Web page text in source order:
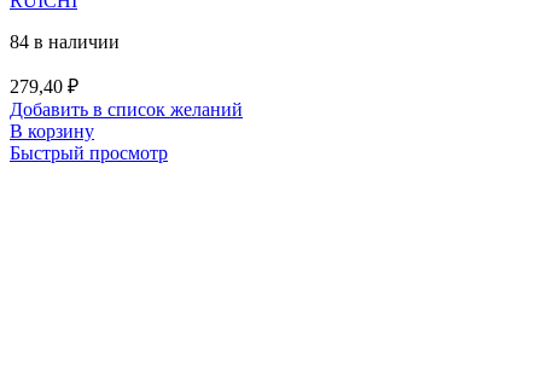
84 в наличии
279,40 ₽
Добавить в список желаний
В корзину
Быстрый просмотр